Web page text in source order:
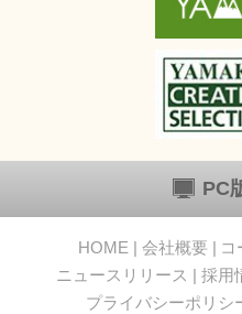
PC
HOME 会社概要
コ
ニュースリリース
採用
プライバシーポリシ